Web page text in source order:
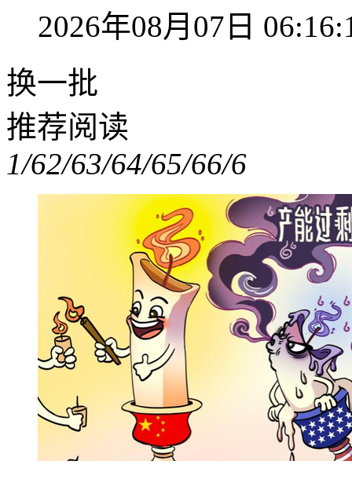
2026年08月07日
换一批
推荐阅读
1/62/63/64/65/66/6